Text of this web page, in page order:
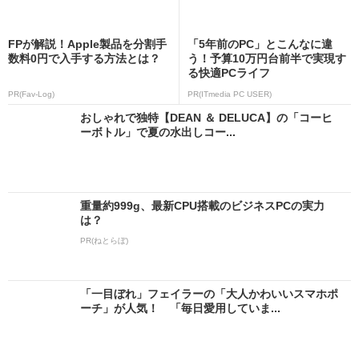
FPが解説！Apple製品を分割手
数料0円で入手する方法とは？
PR(Fav-Log)
「5年前のPC」とこんなに違
う！予算10万円台前半で実現す
る快適PCライフ
PR(ITmedia PC USER)
おしゃれで独特【DEAN ＆ DELUCA】の「コーヒ
ーボトル」で夏の水出しコー...
重量約999g、最新CPU搭載のビジネスPCの実力
は？
PR(ねとらぼ)
「一目ぼれ」フェイラーの「大人かわいいスマホポ
ーチ」が人気！ 「毎日愛用していま...